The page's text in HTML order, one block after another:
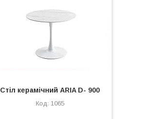
Стіл керамічний ARIA D- 900
1065